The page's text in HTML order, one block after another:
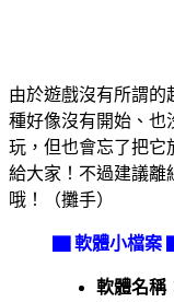
由於遊戲沒有所謂的
種好像沒有開始、也
玩，但也會忘了把它
給大家！不過建議離
哦！（攤手）
▇ 軟體小檔案 ▇
軟體名稱